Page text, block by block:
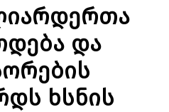
და
ხსნის